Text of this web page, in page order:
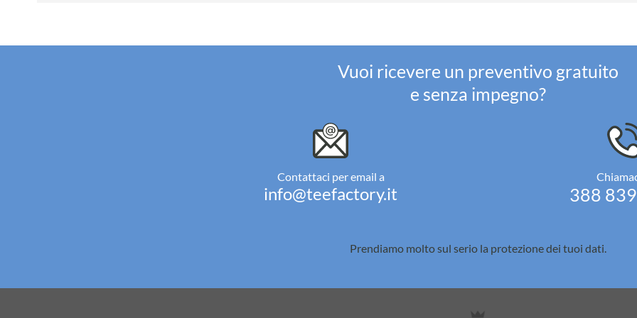
Vuoi ricevere un preventivo gratuito
e senza impegno?
Contattaci per email a
info@teefactory.it 388
Prendiamo molto sul serio la protezione dei tuoi dati.